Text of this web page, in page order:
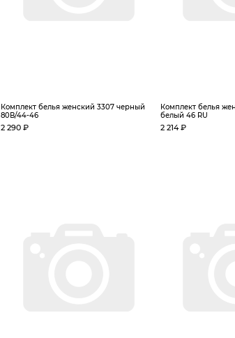
Комплект белья женский 3307 черный
80В/44-46
2 290 ₽
Комплект белья
белый 46 RU
2 214 ₽